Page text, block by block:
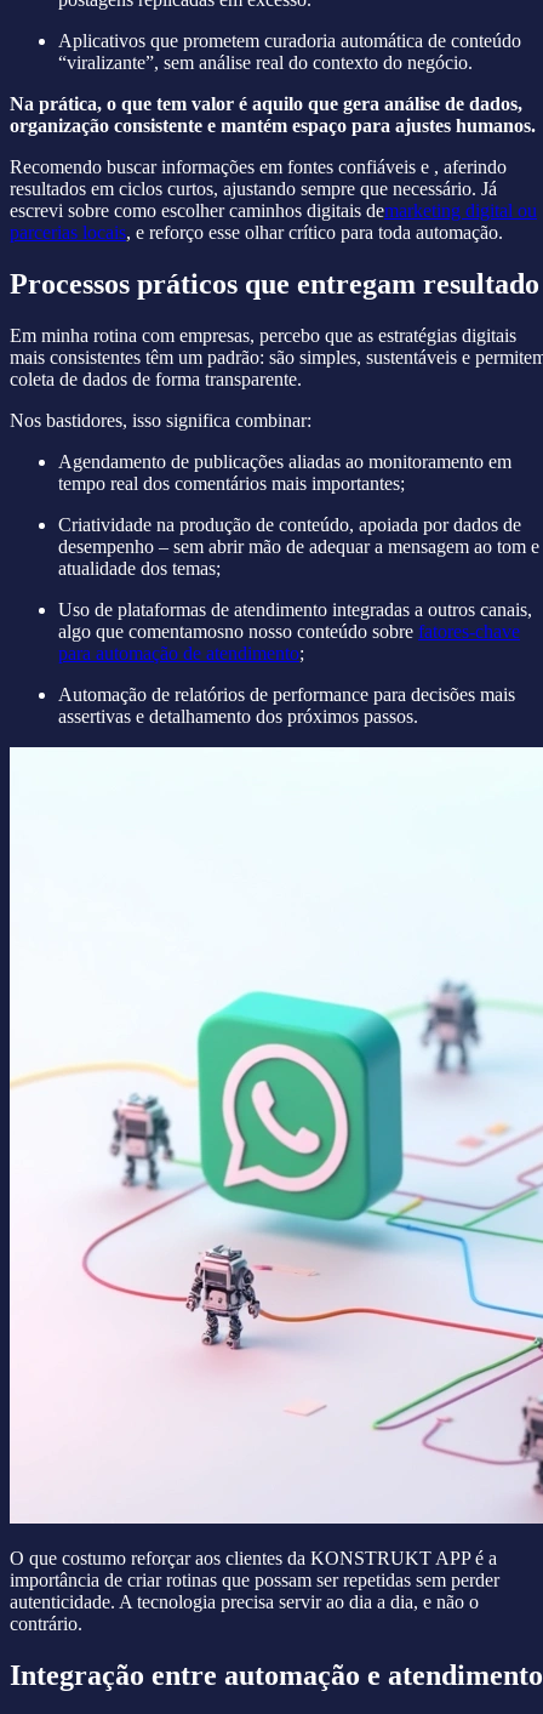
Aplicativos que prometem curadoria automática de conteúdo
“viralizante”, sem análise real do contexto do negócio.
Na prática, o que tem valor é aquilo que gera análise de dados,
organização consistente e mantém espaço para ajustes humanos.
Recomendo buscar informações em fontes confiáveis e , aferindo
resultados em ciclos curtos, ajustando sempre que necessário. Já
escrevi sobre como escolher caminhos digitais demarketing digital ou
parcerias locais, e reforço esse olhar crítico para toda automação.
Processos práticos que entregam resultado
Em minha rotina com empresas, percebo que as estratégias digitais
mais consistentes têm um padrão: são simples, sustentáveis e
coleta de dados de forma transparente.
Nos bastidores, isso significa combinar:
Agendamento de publicações aliadas ao monitoramento em
tempo real dos comentários mais importantes;
Criatividade na produção de conteúdo, apoiada por dados de
desempenho – sem abrir mão de adequar a mensagem ao tom e
atualidade dos temas;
Uso de plataformas de atendimento integradas a outros canais,
algo que comentamosno nosso conteúdo sobre fatores-chave
para automação de atendimento;
Automação de relatórios de performance para decisões mais
assertivas e detalhamento dos próximos passos.
O que costumo reforçar aos clientes da KONSTRUKT APP é a
importância de criar rotinas que possam ser repetidas sem perder
autenticidade. A tecnologia precisa servir ao dia a dia, e não o
contrário.
Integração entre automação e atendimento